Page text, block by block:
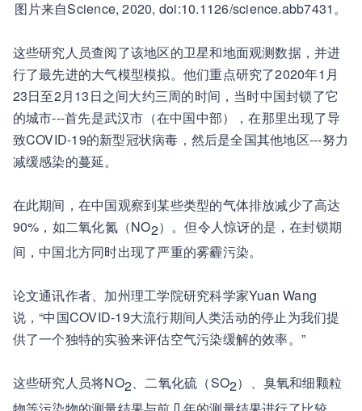
图片来自Science, 2020, doi:10.1126/science.abb7431。
这些研究人员查阅了该地区的卫星和地面观测数据，并进
行了最先进的大气模型模拟。他们重点研究了2020年1月
23日至2月13日之间大约三周的时间，当时中国封锁了它
的城市---首先是武汉市（在中国中部），在那里出现了导
致COVID-19的新型冠状病毒，然后是全国其他地区---努力
减缓感染的蔓延。
在此期间，在中国观察到某些类型的气体排放减少了高达
90%，如二氧化氮（NO2）。但令人惊讶的是，在封锁期
间，中国北方同时出现了严重的雾霾污染。
论文通讯作者、加州理工学院研究科学家Yuan Wang
说，“中国COVID-19大流行期间人类活动的停止为我们提
供了一个独特的实验来评估空气污染缓解的效率。”
这些研究人员将NO2、二氧化硫（SO2）、臭氧和细颗粒